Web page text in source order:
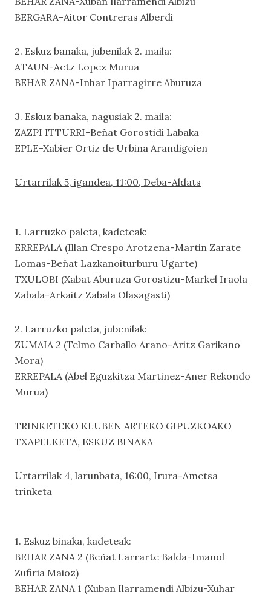
BERGARA-Aitor Contreras Alberdi
2. Eskuz banaka, jubenilak 2. maila:
ATAUN-Aetz Lopez Murua
BEHAR ZANA-Inhar Iparragirre Aburuza
3. Eskuz banaka, nagusiak 2. maila:
ZAZPI ITTURRI-Beñat Gorostidi Labaka
EPLE-Xabier Ortiz de Urbina Arandigoien
Urtarrilak 5, igandea, 11:00, Deba-Aldats
1. Larruzko paleta, kadeteak:
ERREPALA (Illan Crespo Arotzena-Martin Zarate
Lomas-Beñat Lazkanoiturburu Ugarte)
TXULOBI (Xabat Aburuza Gorostizu-Markel Iraola
Zabala-Arkaitz Zabala Olasagasti)
2. Larruzko paleta, jubenilak:
ZUMAIA 2 (Telmo Carballo Arano-Aritz Garikano
Mora)
ERREPALA (Abel Eguzkitza Martinez-Aner Rekondo
Murua)
TRINKETEKO KLUBEN ARTEKO GIPUZKOAKO
TXAPELKETA, ESKUZ BINAKA
Urtarrilak 4, larunbata, 16:00, Irura-Ametsa
trinketa
1. Eskuz binaka, kadeteak:
BEHAR ZANA 2 (Beñat Larrarte Balda-Imanol
Zufiria Maioz)
BEHAR ZANA 1 (Xuban Ilarramendi Albizu-Xuhar